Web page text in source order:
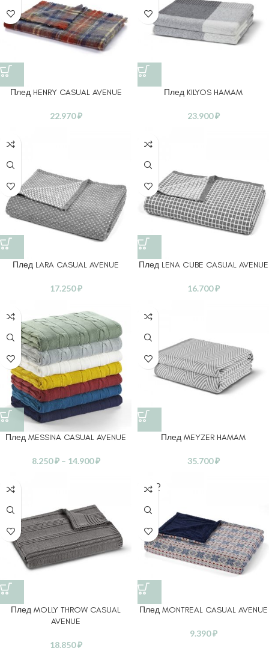
Плед HENRY CASUAL AVENUE
22.970₽
Плед KILYOS HAMAM
23.900₽
Плед LARA CASUAL AVENUE
17.250₽
Плед LENA CUBE CASUAL AVENUE
16.700₽
Плед MESSINA CASUAL AVENUE
8.250₽ – 14.900₽
Плед MEYZER HAMAM
35.700₽
Плед MOLLY THROW CASUAL
AVENUE
18.850₽
SOLD
OUT
Плед MONTREAL CASUAL AVENUE
9.390₽